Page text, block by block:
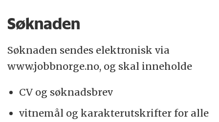
Søknaden
Søknaden sendes elektronisk via
www.jobbnorge.no, og skal inneholde
CV og søknadsbrev
vitnemål og karakterutskrifter for alle